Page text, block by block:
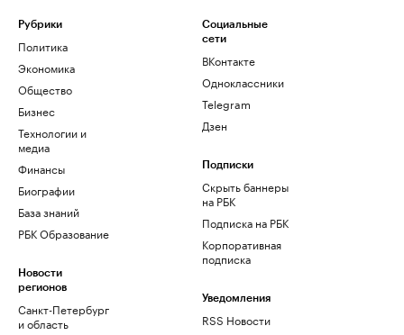
Рубрики
Политика
Экономика
Общество
Бизнес
Технологии и
медиа
Финансы
Биографии
База знаний
РБК Образование
Новости
регионов
Санкт-Петербург
и область
Социальные
сети
ВКонтакте
Одноклассники
Telegram
Дзен
Подписки
Скрыть баннеры
на РБК
Подписка на РБК
Корпоративная
подписка
Уведомления
RSS Новости